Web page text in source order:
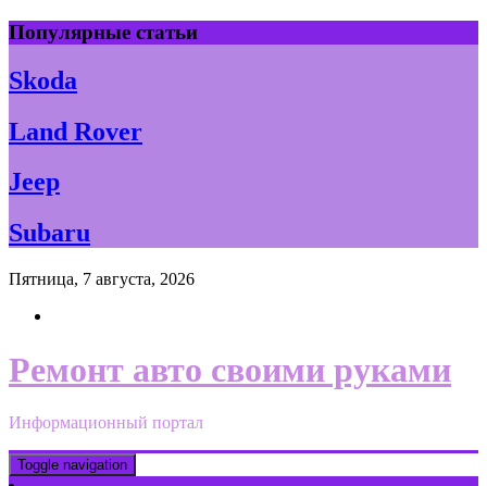
Skip
to
content
Популярные статьи
Skoda
Land Rover
Jeep
Subaru
Пятница, 7 августа, 2026
Ремонт авто своими руками
Информационный портал
Toggle navigation